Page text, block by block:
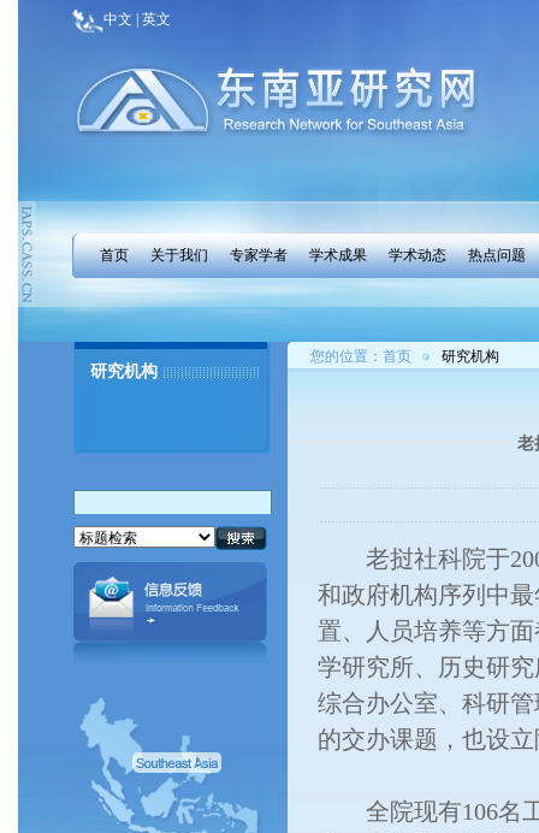
中文 | 英文
首页 关于我们 专家学者 学术成果 学术动态 热点问题
研究机构
您的位置： 首页 研究机构
老
老挝社科院于
和政府机构序列中
置、人员培养等方
学研究所、历史研
综合办公室、科研
的交办课题，也设
全院现有106名工